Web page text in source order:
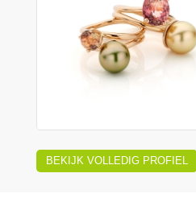
BEKIJK VOLLEDIG PROFIEL